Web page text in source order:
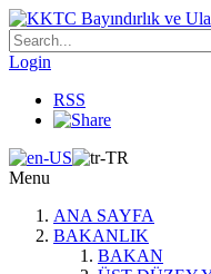
Login
RSS
Menu
ANA SAYFA
BAKANLIK
BAKAN